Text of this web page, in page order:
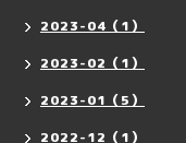
2023-04（1）
2023-02（1）
2023-01（5）
2022-12（1）